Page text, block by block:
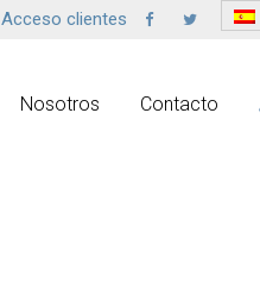
Acceso clientes
Nosotros Contacto